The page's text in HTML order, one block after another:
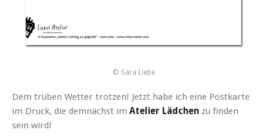
© Sara Liebe
Dem trüben Wetter trotzen! Jetzt habe ich eine Postkarte
im Druck, die demnächst im Atelier Lädchen zu finden
sein wird!